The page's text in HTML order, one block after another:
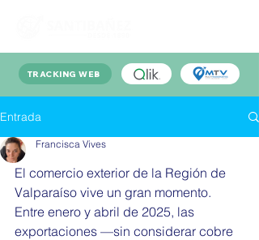
TRACKING WEB
Entrada
Francisca Vives
El comercio exterior de la Región de
Valparaíso vive un gran momento.
Entre enero y abril de 2025, las
exportaciones —sin considerar cobre